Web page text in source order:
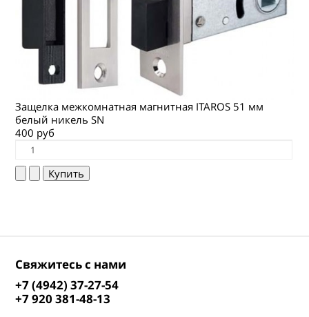
Защелка межкомнатная магнитная ITAROS 51 мм
белый никель SN
400 руб
Свяжитесь с нами
+7 (4942) 37-27-54
+7 920 381-48-13